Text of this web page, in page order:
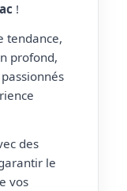
!
tendance,
profond,
des
le
vos